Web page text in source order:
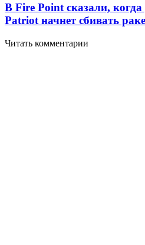
В Fire Point сказали,
Patriot начнет сбивать
Читать комментарии